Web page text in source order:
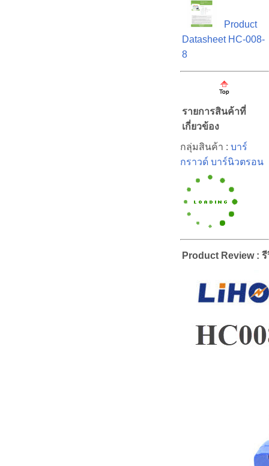
Product
Datasheet HC-008-
8
รายการสินค้าที่
เกี่ยวข้อง
กลุ่มสินค้า : บาร์
กราวด์ บาร์นิวตรอน
Product Review :